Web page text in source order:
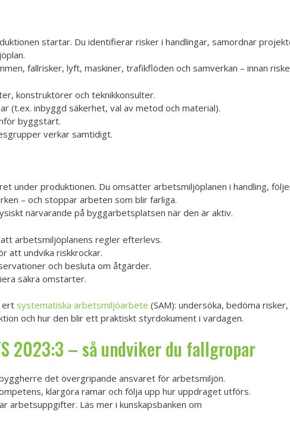
startar. Du identifierar risker i handlingar, samordnar
fallrisker, lyft, maskiner, trafikflöden och samverkan – innan
konstruktörer och teknikkonsulter.
(t.ex. inbyggd säkerhet, val av metod och material).
byggstart.
verkar samtidigt.
under produktionen. Du omsätter arbetsmiljöplanen i handling,
– och stoppar arbeten som blir farliga.
närvarande på byggarbetsplatsen när den är aktiv.
arbetsmiljöplanens regler efterlevs.
att undvika riskkrockar.
och besluta om åtgärder.
säkra omstarter.
ert systematiska arbetsmiljöarbete (SAM): undersöka, bedöma
och hur den blir ett praktiskt styrdokument i vardagen.
2023:3 – så undviker du fallgropar
det övergripande ansvaret för arbetsmiljön.
klargöra ramar och följa upp hur uppdraget utförs.
arbetsuppgifter. Läs mer i kunskapsbanken om